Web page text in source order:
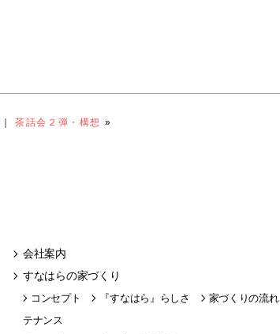
｜茶話会２弾・構想 »
会社案内
すなはらの家づくり
コンセプト 『すなはら』らしさ 家づくりの流れ
テナンス